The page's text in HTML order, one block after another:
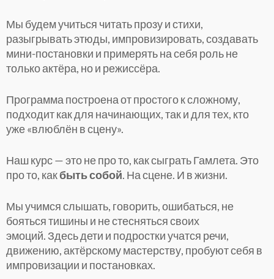
Мы будем учиться читать прозу и стихи,
разыгрывать этюды, импровизировать, создавать
мини-постановки и примерять на себя роль не
только актёра, но и режиссёра.
Программа построена от простого к сложному,
подходит как для начинающих, так и для тех, кто
уже «влюблён в сцену».
Наш курс — это не про то, как сыграть Гамлета. Это
про то, какбыть собой. На сцене. И в жизни.
Мы учимся слышать, говорить, ошибаться, не
бояться тишины и не стесняться своих
эмоций. Здесь дети и подростки учатся речи,
движению, актёрскому мастерству, пробуют себя в
импровизации и постановках.